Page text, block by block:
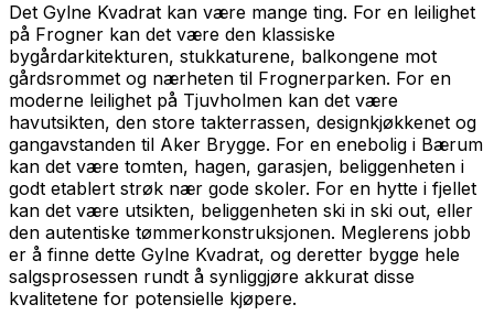
Det Gylne Kvadrat kan være mange ting. For en leilighet
på Frogner kan det være den klassiske
bygårdarkitekturen, stukkaturene, balkongene mot
gårdsrommet og nærheten til Frognerparken. For en
moderne leilighet på Tjuvholmen kan det være
havutsikten, den store takterrassen, designkjøkkenet og
gangavstanden til Aker Brygge. For en enebolig i Bærum
kan det være tomten, hagen, garasjen, beliggenheten i
godt etablert strøk nær gode skoler. For en hytte i fjellet
kan det være utsikten, beliggenheten ski in ski out, eller
den autentiske tømmerkonstruksjonen. Meglerens jobb
er å finne dette Gylne Kvadrat, og deretter bygge hele
salgsprosessen rundt å synliggjøre akkurat disse
kvalitetene for potensielle kjøpere.